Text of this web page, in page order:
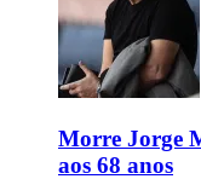
Morre Jorge
aos 68 anos